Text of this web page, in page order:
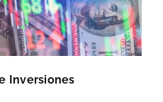
Inversiones